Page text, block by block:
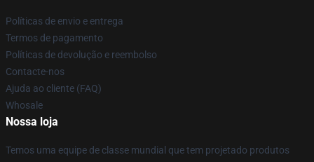
Políticas de envio e entrega
Termos de pagamento
Políticas de devolução e reembolso
Contacte-nos
Ajuda ao cliente (FAQ)
Whosale
Nossa loja
Temos uma equipe de classe mundial que tem projetado produtos